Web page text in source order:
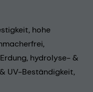
hohe
hydrolyse- &
UV-Beständigkeit,